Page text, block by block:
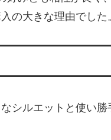
の大きな理由でした
シルエットと使い勝